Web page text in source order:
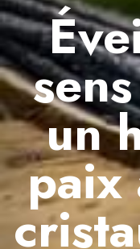
un
paix